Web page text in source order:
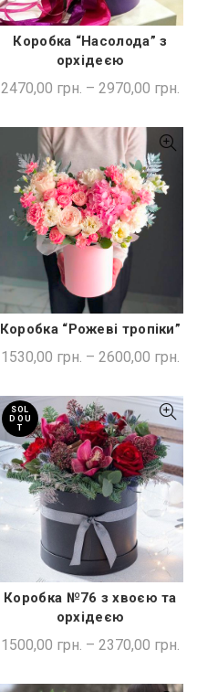
ШВИДКА ПОКУПКА
Коробка “Насолода” з
орхідеєю
2470,00 грн. – 2970,00 грн.
ШВИДКА ПОКУПКА
Коробка “Рожеві тропіки”
1530,00 грн. – 2600,00 грн.
SOL
D OU
T
ШВИДКА ПОКУПКА
Коробка №76 з хвоєю та
орхідеєю
1500,00 грн. – 2370,00 грн.